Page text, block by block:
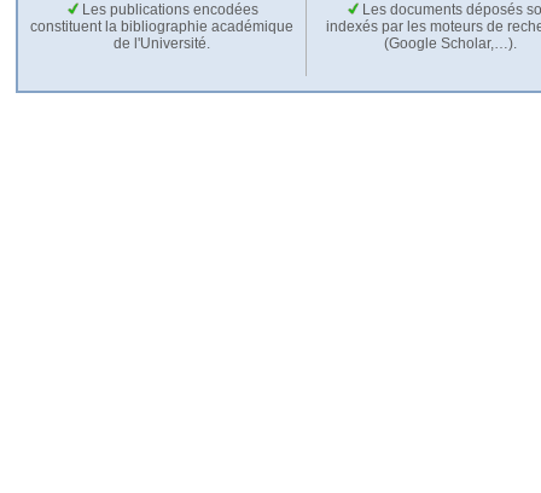
Les publications encodées
constituent la bibliographie académique
de l'Université.
Les documents déposés
indexés par les moteurs de
(Google Scholar,…).